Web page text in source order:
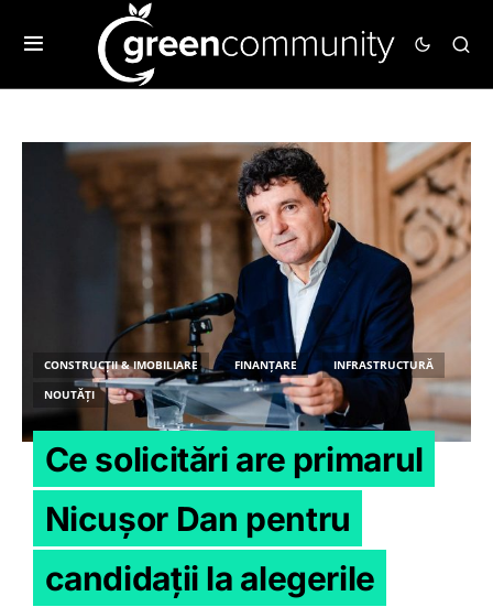
CONSTRUCȚII & IMOBILIARE FINANȚARE
INFRASTRUCTURĂ
NOUTĂȚI
Ce solicitări are primarul
Nicușor Dan pentru
candidații la alegerile